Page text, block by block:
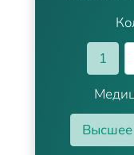
1
Высшее